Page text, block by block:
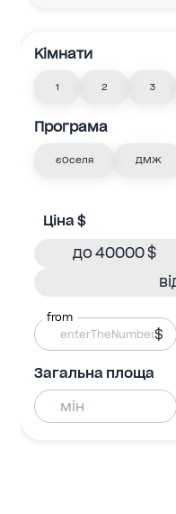
Кімнати
1 2 3
Програма
єОселя ДМЖ
Ціна $
до 40000 $
from
$
Загальна площа